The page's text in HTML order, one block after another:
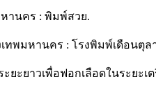
หานคร : พิมพ์สวย.
พมหานคร : โรงพิมพ์เดือนตุลา
ะยาวเพื่อฟอกเลือดในระยะ